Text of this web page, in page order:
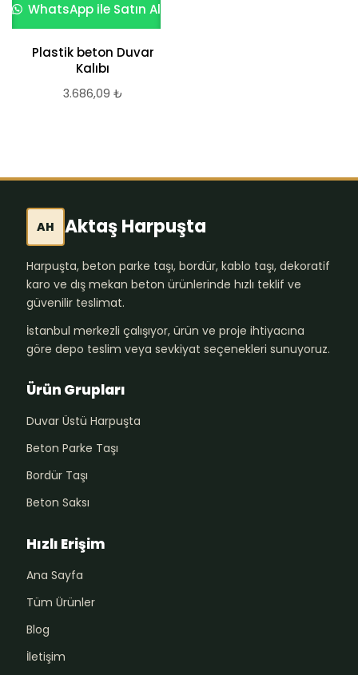
WhatsApp ile Satın Al
Plastik beton Duvar
Kalıbı
3.686,09 ₺
AH Aktaş Harpuşta
Harpuşta, beton parke taşı, bordür, kablo taşı, dekoratif
karo ve dış mekan beton ürünlerinde hızlı teklif ve
güvenilir teslimat.
İstanbul merkezli çalışıyor, ürün ve proje ihtiyacına
göre depo teslim veya sevkiyat seçenekleri sunuyoruz.
Ürün Grupları
Duvar Üstü Harpuşta
Beton Parke Taşı
Bordür Taşı
Beton Saksı
Hızlı Erişim
Ana Sayfa
Tüm Ürünler
Blog
İletişim